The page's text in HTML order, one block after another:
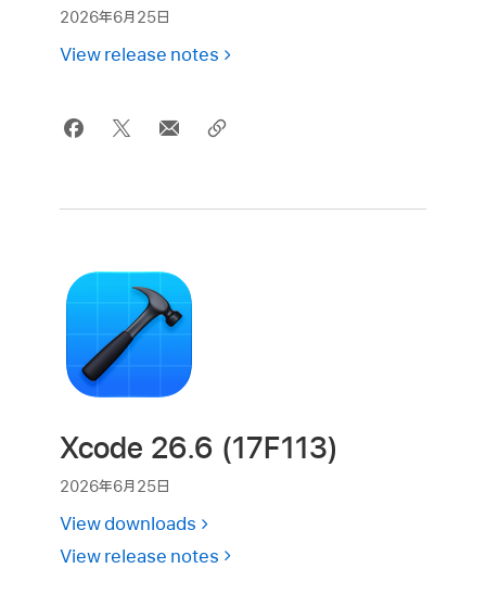
2026年6月25日
View release notes
Xcode 26.6 (17F113)
2026年6月25日
View downloads
View release notes